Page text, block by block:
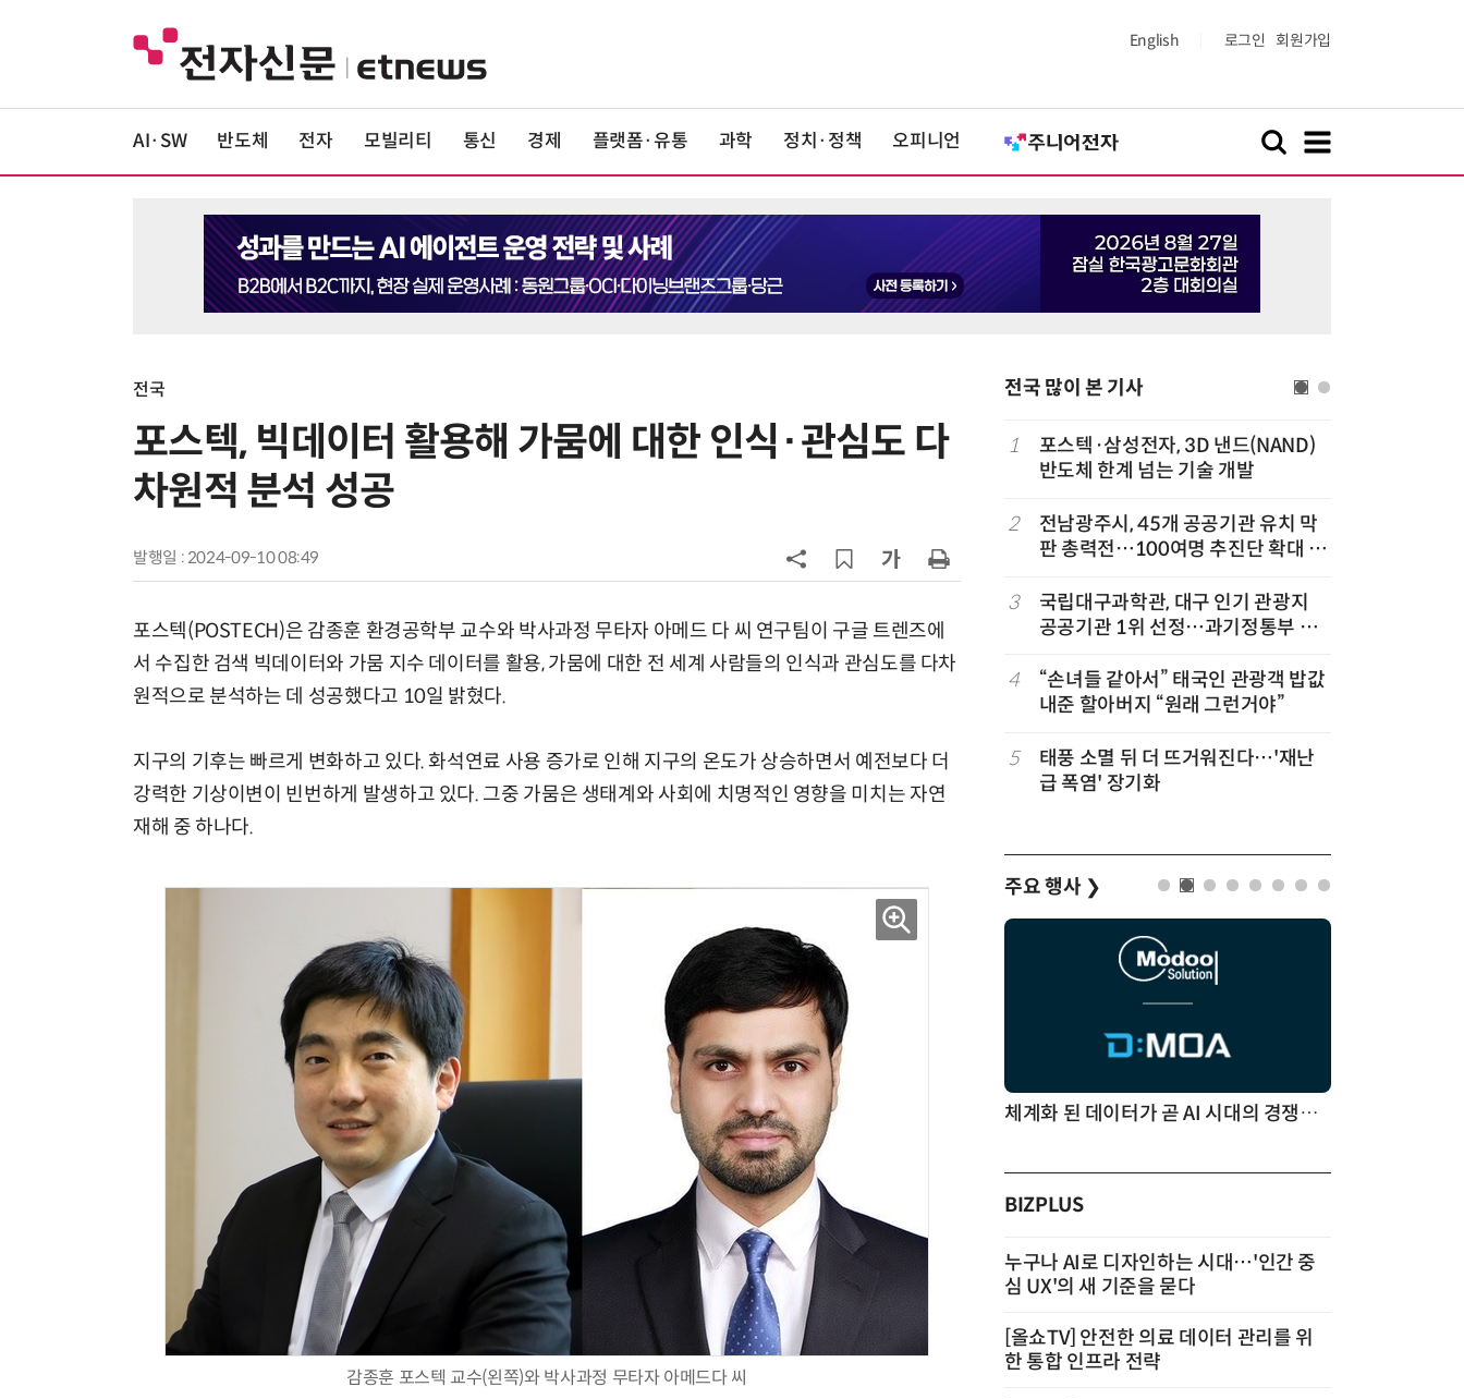
English 로그인 회원가입
AI·SW 반도체 전자 모빌리티 통신 경제 플랫폼·유통 과학 정치·정책 오피니언
전국
포스텍, 빅데이터 활용해 가뭄에 대한 인식·관심도 다
차원적 분석 성공
발행일 : 2024-09-10 08:49
포스텍(POSTECH)은 감종훈 환경공학부 교수와 박사과정 무타자 아메드 다 씨 연구팀이 구글 트렌즈에
서 수집한 검색 빅데이터와 가뭄 지수 데이터를 활용, 가뭄에 대한 전 세계 사람들의 인식과 관심도를 다차
원적으로 분석하는 데 성공했다고 10일 밝혔다.
지구의 기후는 빠르게 변화하고 있다. 화석연료 사용 증가로 인해 지구의 온도가 상승하면서 예전보다 더
강력한 기상이변이 빈번하게 발생하고 있다. 그중 가뭄은 생태계와 사회에 치명적인 영향을 미치는 자연
재해 중 하나다.
감종훈 포스텍 교수(왼쪽)와 박사과정 무타자 아메드다 씨
전국 많이 본 기사
6
KIST, 기존 반도체 공정으로 전기·
긴급 점검회의…전방위 총력전
로”…포항TP, 한·중 '피지컬 AI' 글
로벌 협력 속도
[르포]아이들이 직접 첨단 전자현미
10 박성준 아주대 교수, 공기 중 수분으
로 200㎛ 피부 부착 전지 개발
1
포스텍·삼성전자, 3D 낸드(NAND)
반도체 한계 넘는 기술 개발
2
전남광주시, 45개 공공기관 유치 막
판 총력전…100여명 추진단 확대 개
3
국립대구과학관, 대구 인기 관광지
공공기관 1위 선정…과기정통부 기
겹경사
4
“손녀들 같아서” 태국인 관광객 밥값
내준 할아버지 “원래 그런거야”
5
태풍 소멸 뒤 더 뜨거워진다…'재난
급 폭염' 장기화
주요 행사 ❯
체계화 된 데이터가 곧 AI 시대의 경쟁력이다
BIZPLUS
누구나 AI로 디자인하는 시대…'인간 중
심 UX'의 새 기준을 묻다
[올쇼TV] 안전한 의료 데이터 관리를 위
한 통합 인프라 전략